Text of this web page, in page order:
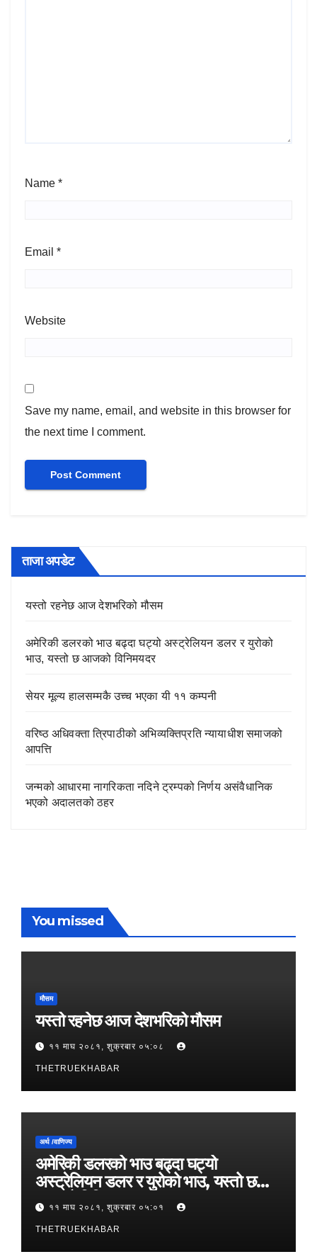
Name *
Email *
Website
Save my name, email, and website in this browser for
the next time I comment.
ताजा अपडेट
यस्तो रहनेछ आज देशभरिको मौसम
अमेरिकी डलरको भाउ बढ्दा घट्यो अस्ट्रेलियन डलर र युरोको
भाउ, यस्तो छ आजको विनिमयदर
सेयर मूल्य हालसम्मकै उच्च भएका यी ११ कम्पनी
वरिष्ठ अधिवक्ता त्रिपाठीको अभिव्यक्तिप्रति न्यायाधीश समाजको
आपत्ति
जन्मको आधारमा नागरिकता नदिने ट्रम्पको निर्णय असंवैधानिक
भएको अदालतको ठहर
You missed
मौसम
यस्तो रहनेछ आज देशभरिको मौसम
११ माघ २०८१, शुक्रबार ०५:०८
THETRUEKHABAR
अर्थ /वाणिज्य
अमेरिकी डलरको भाउ बढ्दा घट्यो
अस्ट्रेलियन डलर र युरोको भाउ, यस्तो छ
आजको विनिमयदर
११ माघ २०८१, शुक्रबार ०५:०१
THETRUEKHABAR